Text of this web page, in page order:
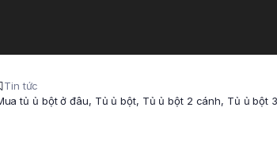
Tin tức
tủ ủ bột ở đâu, Tủ ủ bột, Tủ ủ bột 2 cánh, Tủ ủ bột